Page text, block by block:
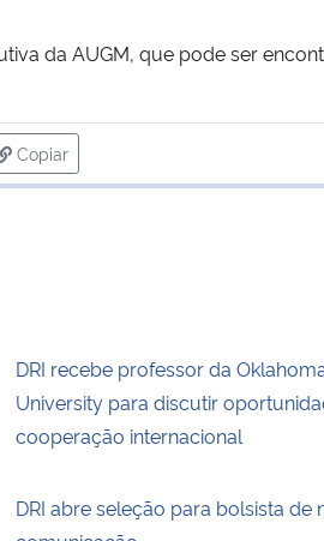
da AUGM, que pode ser
Copiar
para área de transferência
DRI recebe professor da
University para discutir
cooperação internacional
DRI abre seleção para bolsista de